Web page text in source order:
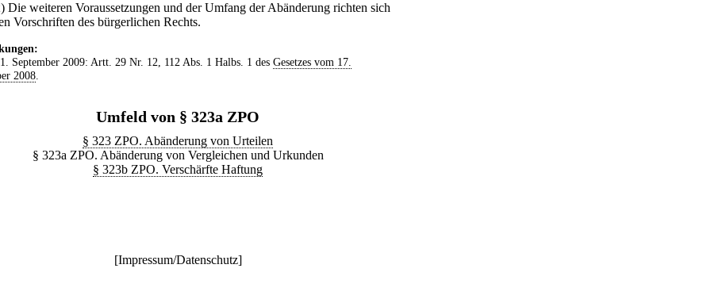
Die weiteren Voraussetzungen und der Umfang der Abänderung richten sich
Vorschriften des bürgerlichen Rechts.
September 2009: Artt. 29 Nr. 12, 112 Abs. 1 Halbs. 1 des Gesetzes vom 17.
2008.
Umfeld von § 323a ZPO
§ 323 ZPO. Abänderung von Urteilen
§ 323a ZPO. Abänderung von Vergleichen und Urkunden
§ 323b ZPO. Verschärfte Haftung
[Impressum/Datenschutz]